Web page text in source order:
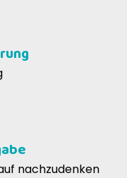
nachzudenken